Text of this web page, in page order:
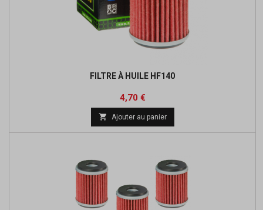
FILTRE À HUILE HF140
Prix
4,70 €Prix
base
 Ajouter au panier